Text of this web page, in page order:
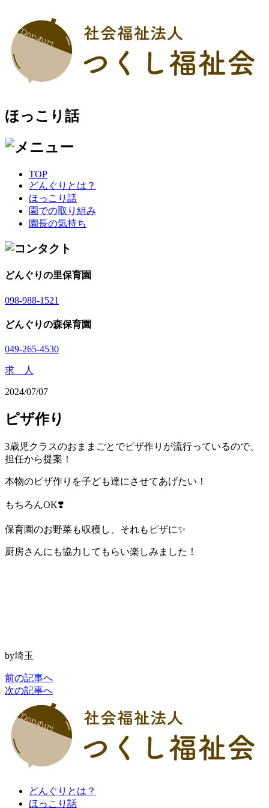
ほっこり話
TOP
どんぐりとは？
ほっこり話
園での取り組み
園長の気持ち
どんぐりの里保育園
098-988-1521
どんぐりの森保育園
049-265-4530
求 人
2024/07/07
ピザ作り
3歳児クラスのおままごとでピザ作りが流行っているので、
担任から提案！
本物のピザ作りを子ども達にさせてあげたい！
もちろんOK❣️
保育園のお野菜も収穫し、それもピザに✨
厨房さんにも協力してもらい楽しみました！
by埼玉
前の記事へ
次の記事へ
どんぐりとは？
ほっこり話